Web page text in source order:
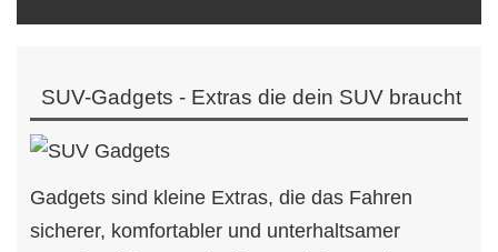
SUV-Gadgets - Extras die dein SUV braucht
Gadgets sind kleine Extras, die das Fahren
sicherer, komfortabler und unterhaltsamer